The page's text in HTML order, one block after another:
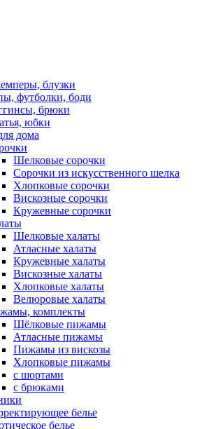
блузки
футболки, боди
брюки
юбки
дома
Шелковые сорочки
Сорочки из искусственного шелка
Хлопковые сорочки
Вискозные сорочки
Кружевные сорочки
Шелковые халаты
Атласные халаты
Кружевные халаты
Вискозные халаты
Хлопковые халаты
Велюровые халаты
комплекты
Шёлковые пижамы
Атласные пижамы
Пижамы из вискозы
Хлопковые пижамы
с шортами
с брюками
белье
белье